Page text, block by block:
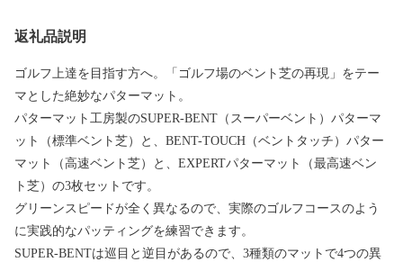
返礼品説明
ゴルフ上達を目指す方へ。「ゴルフ場のベント芝の再現」をテー
マとした絶妙なパターマット。
パターマット工房製のSUPER-BENT（スーパーベント）パターマ
ット（標準ベント芝）と、BENT-TOUCH（ベントタッチ）パター
マット（高速ベント芝）と、EXPERTパターマット（最高速ベン
ト芝）の3枚セットです。
グリーンスピードが全く異なるので、実際のゴルフコースのよう
に実践的なパッティングを練習できます。
SUPER-BENTは巡目と逆目があるので、3種類のマットで4つの異